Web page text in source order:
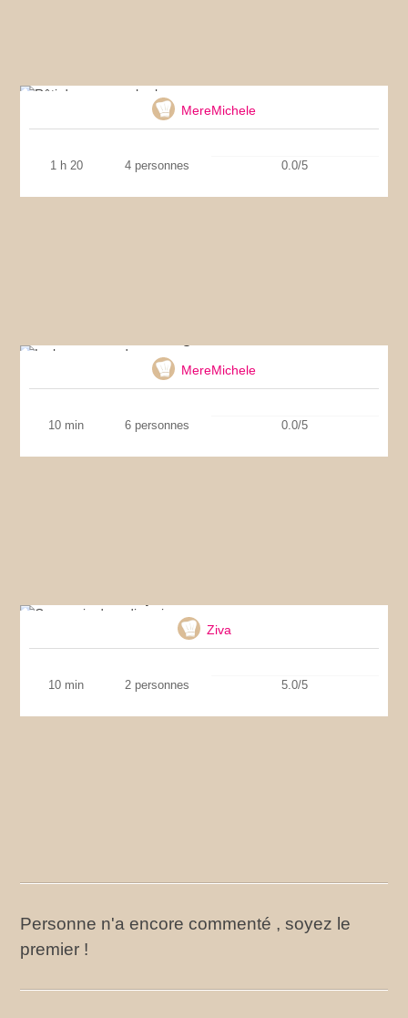
MereMichele
1 h 20 4 personnes 0.0/5
MereMichele
10 min 6 personnes 0.0/5
Ziva
10 min 2 personnes 5.0/5
Personne n'a encore commenté , soyez le
premier !